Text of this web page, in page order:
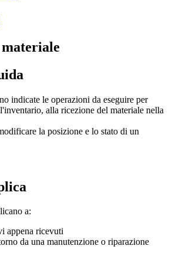
indicate le operazioni da eseguire per
alla ricezione del materiale nella
la posizione e lo stato di un
a:
appena ricevuti
da una manutenzione o riparazione